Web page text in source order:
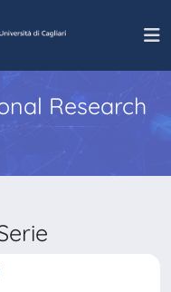
Research